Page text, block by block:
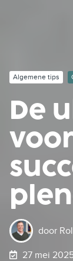
Algemene tips
De
door
27 mei